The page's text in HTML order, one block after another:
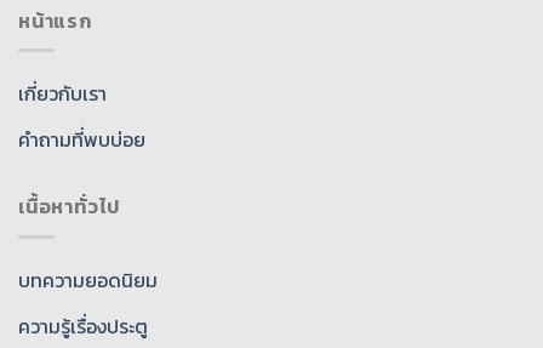
หน้าแรก
เกี่ยวกับเรา
คำถามที่พบบ่อย
เนื้อหาทั่วไป
บทความยอดนิยม
ความรู้เรื่องประตู